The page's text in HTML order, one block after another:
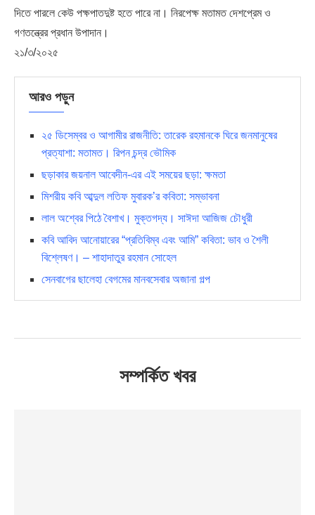
দিতে পারলে কেউ পক্ষপাতদুষ্ট হতে পারে না। নিরপেক্ষ মতামত দেশপ্রেম ও
গণতন্ত্রের প্রধান উপাদান।
২১/৩/২০২৫
আরও পড়ুন
২৫ ডিসেম্বর ও আগামীর রাজনীতি: তারেক রহমানকে ঘিরে জনমানুষের
প্রত্যাশা: মতামত। রিপন চন্দ্র ভৌমিক
ছড়াকার জয়নাল আবেদীন-এর এই সময়ের ছড়া: ক্ষমতা
মিশরীয় কবি আব্দুল লতিফ মুবারক’র কবিতা: সম্ভাবনা
লাল অশ্বের পিঠে বৈশাখ। মুক্তগদ্য। সাঈদা আজিজ চৌধুরী
কবি আবিদ আনোয়ারের “প্রতিবিম্ব এবং আমি” কবিতা: ভাব ও শৈলী
বিশ্লেষণ। – শাহাদাতুর রহমান সোহেল
সেনবাগের ছালেহা বেগমের মানবসেবার অজানা গল্প
সম্পর্কিত খবর